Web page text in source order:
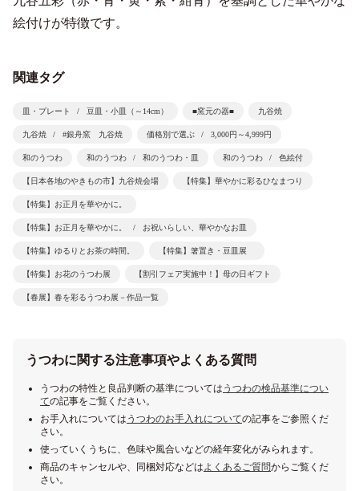
絵付けが特徴です。
関連タグ
皿・プレート 豆皿・小皿（～14cm） ■窯元の器■ 九谷焼
九谷焼 #銀舟窯 九谷焼 価格別で選ぶ 3,000円～4,999円
和のうつわ 和のうつわ 和のうつわ・皿 和のうつわ 色絵付
【日本各地のやきもの市】九谷焼会場 【特集】華やかに彩るひなまつり
【特集】お正月を華やかに。
【特集】お正月を華やかに。 お祝いらしい、華やかなお皿
【特集】ゆるりとお茶の時間。 【特集】箸置き・豆皿展
【特集】お花のうつわ展 【割引フェア実施中！】母の日ギフト
【春展】春を彩るうつわ展－作品一覧
うつわに関する注意事項やよくある質問
うつわの特性と良品判断の基準については うつわの検品基準につい
ての記事をご覧ください。
お手入れについては うつわのお手入れについての記事をご参照くだ
さい。
使っていくうちに、色味や風合いなどの経年変化がみられます。
商品のキャンセルや、同梱対応などはよくあるご質問からご覧くだ
さい。